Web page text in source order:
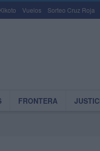
Vuelos Sorteo Cruz Roja
FRONTERA